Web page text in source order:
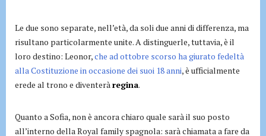
Le due sono separate, nell’età, da soli due anni di differenza, ma
risultano particolarmente unite. A distinguerle, tuttavia, è il
loro destino: Leonor,che ad ottobre scorso ha giurato fedeltà
alla Costituzione in occasione dei suoi 18 anni, è ufficialmente
erede al trono e diventerà regina.
Quanto a Sofia, non è ancora chiaro quale sarà il suo posto
all’interno della Royal family spagnola: sarà chiamata a fare da